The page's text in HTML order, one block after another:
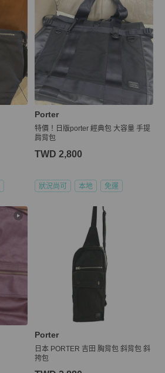
Porter
特價！日版porter 經典包 大容量 手提
肩背包
TWD 2,800
狀況尚可 本地 免運
Porter
日本 PORTER 吉田 胸背包 斜背包 斜
挎包